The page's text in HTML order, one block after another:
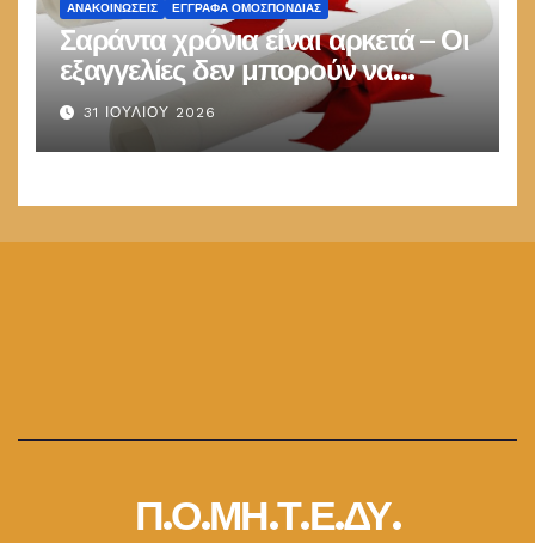
ΑΝΑΚΟΙΝΏΣΕΙΣ ΕΓΓΡΑΦΑ ΟΜΟΣΠΟΝΔΙΑΣ
Σαράντα χρόνια είναι αρκετά – Οι
εξαγγελίες δεν μπορούν να
παραμένουν στις καλένδες
31 ΙΟΥΛΊΟΥ 2026
Π.Ο.ΜΗ.Τ.Ε.ΔΥ.